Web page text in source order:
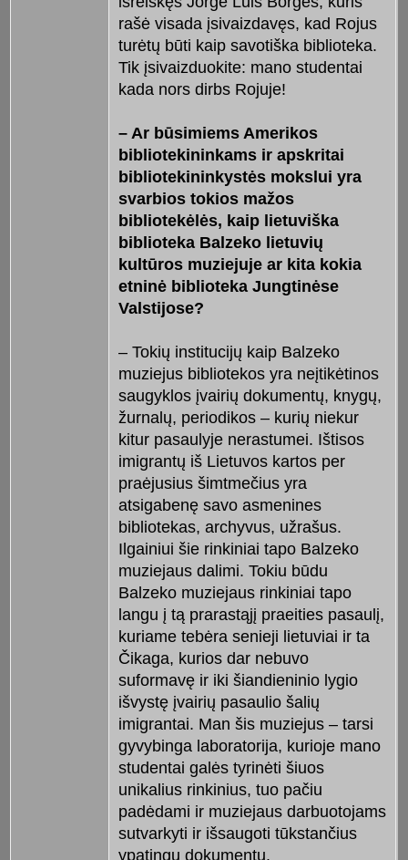
rašė visada įsivaizdavęs, kad Rojus
turėtų būti kaip savotiška biblioteka.
Tik įsivaizduokite: mano studentai
kada nors dirbs Rojuje!
– Ar būsimiems Amerikos
bibliotekininkams ir apskritai
bibliotekininkystės mokslui yra
svarbios tokios mažos
bibliotekėlės, kaip lietuviška
biblioteka Balzeko lietuvių
kultūros muziejuje ar kita kokia
etninė biblioteka Jungtinėse
Valstijose?
– Tokių institucijų kaip Balzeko
muziejus bibliotekos yra neįtikėtinos
saugyklos įvairių dokumentų, knygų,
žurnalų, periodikos – kurių niekur
kitur pasaulyje nerastumei. Ištisos
imigrantų iš Lietuvos kartos per
praėjusius šimtmečius yra
atsigabenę savo asmenines
bibliotekas, archyvus, užrašus.
Ilgainiui šie rinkiniai tapo Balzeko
muziejaus dalimi. Tokiu būdu
Balzeko muziejaus rinkiniai tapo
langu į tą prarastąjį praeities pasaulį,
kuriame tebėra senieji lietuviai ir ta
Čikaga, kurios dar nebuvo
suformavę ir iki šiandieninio lygio
išvystę įvairių pasaulio šalių
imigrantai. Man šis muziejus – tarsi
gyvybinga laboratorija, kurioje mano
studentai galės tyrinėti šiuos
unikalius rinkinius, tuo pačiu
padėdami ir muziejaus darbuotojams
sutvarkyti ir išsaugoti tūkstančius
ypatingų dokumentų.